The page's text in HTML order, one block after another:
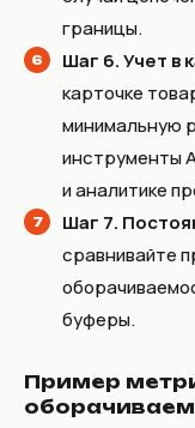
границы.
Шаг 6. Учет в
карточке
минимальную
инструменты
и аналитике
Шаг 7.
сравнивайте
буферы.
Пример